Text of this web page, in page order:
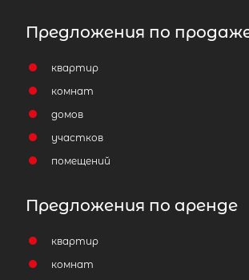
Предложения по
квартир
комнат
домов
участков
помещений
Предложения по аренде
квартир
комнат